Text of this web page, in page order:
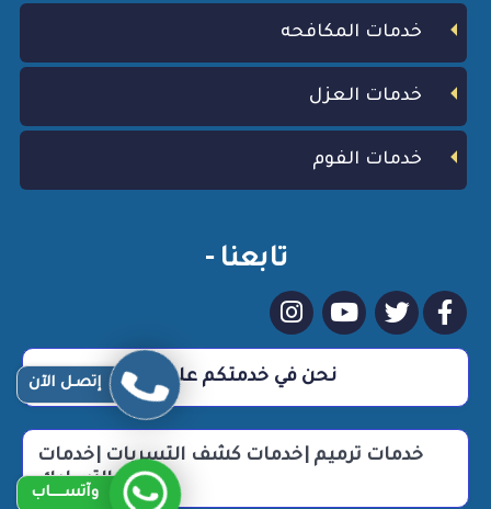
خدمات المكافحه
خدمات العزل
خدمات الفوم
تابعنا -
نحن في خدمتكم علي مدار 24 ساعة
خدمات ترميم |خدمات كشف التسربات |خدمات
التسليك
إتصـل الآن
وآتســــاب